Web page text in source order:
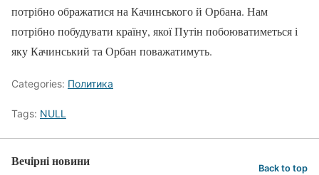
потрібно ображатися на Качинського й Орбана. Нам
потрібно побудувати країну, якої Путін побоюватиметься і
яку Качинський та Орбан поважатимуть.
Categories: Политика
Tags: NULL
Вечірні новини Back to top